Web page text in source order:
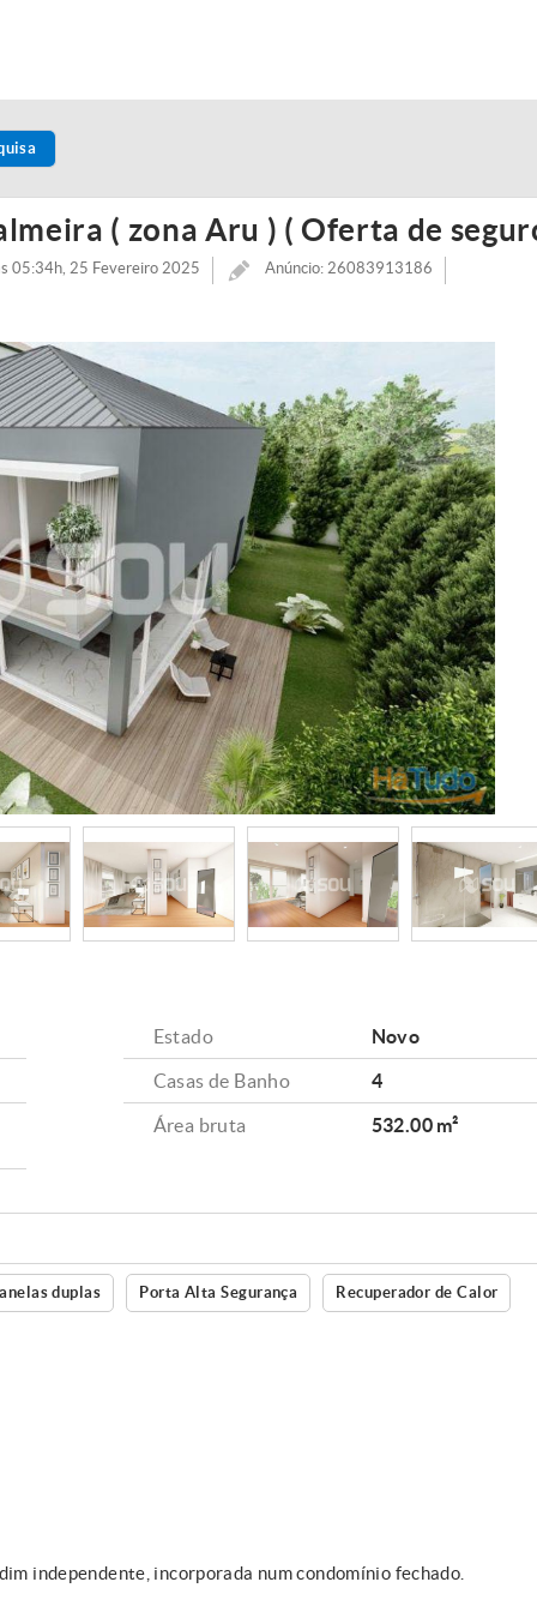
( zona Aru ) ( Oferta de
05:34h, 25 Fevereiro 2025 Anúncio: 26083913186
Estado Novo
Casas de Banho 4
Área bruta 532.00 m²
duplas Porta Alta Segurança Recuperador de Calor
independente, incorporada num condomínio fechado.